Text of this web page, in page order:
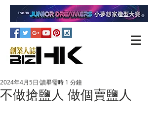
不做搶鹽人 做個賣鹽人
2024年4月5日 讀畢需時 1 分鐘